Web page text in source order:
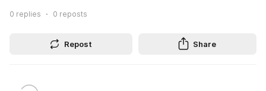
0 replies 0 reposts
Repost Share